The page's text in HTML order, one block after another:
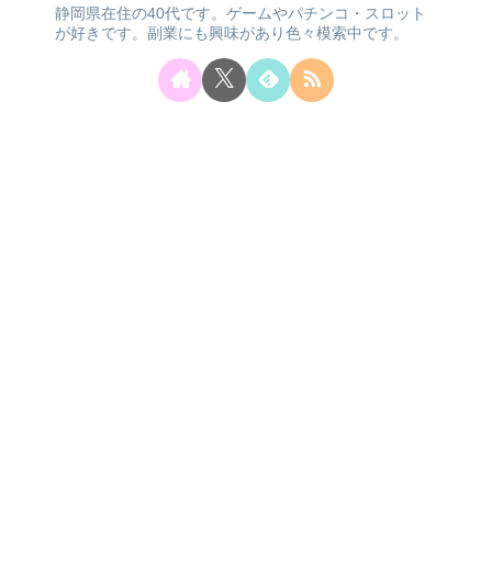
静岡県在住の40代です。ゲームやパチンコ・スロット
が好きです。副業にも興味があり色々模索中です。